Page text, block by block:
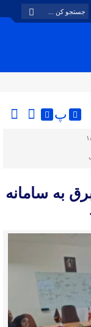
پ
به سامانه